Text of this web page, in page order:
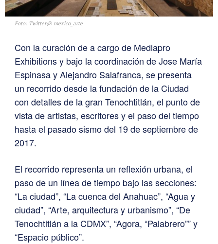
Foto: Twitter@ mexico_arte
Con la curación de a cargo de Mediapro
Exhibitions y bajo la coordinación de Jose María
Espinasa y Alejandro Salafranca, se presenta
un recorrido desde la fundación de la Ciudad
con detalles de la gran Tenochtitlán, el punto de
vista de artistas, escritores y el paso del tiempo
hasta el pasado sismo del 19 de septiembre de
2017.
El recorrido representa un reflexión urbana, el
paso de un línea de tiempo bajo las secciones:
“La ciudad”, “La cuenca del Anahuac”, “Agua y
ciudad”, “Arte, arquitectura y urbanismo”, “De
Tenochtitlán a la CDMX”, “Agora, “Palabrero”” y
“Espacio público”.